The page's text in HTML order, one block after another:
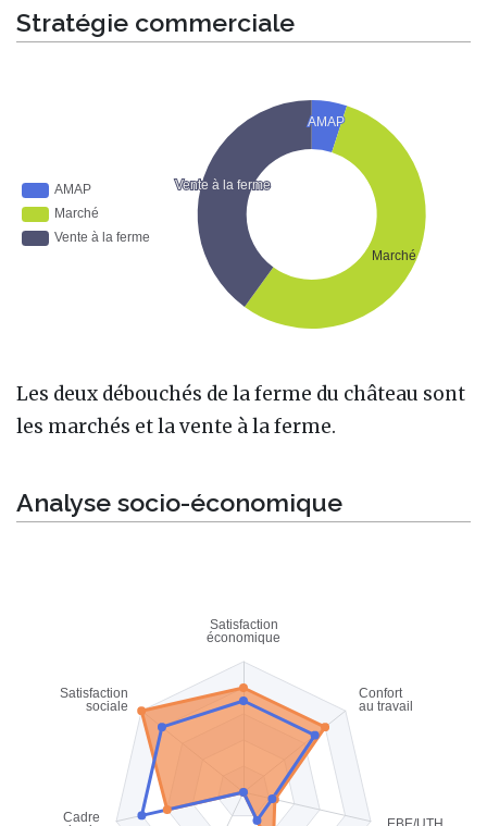
Stratégie commerciale
Les deux débouchés de la ferme du château sont
les marchés et la vente à la ferme.
Analyse socio-économique